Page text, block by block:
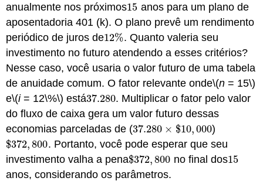
anualmente nos próximos15
15 anos para um plano de
aposentadoria 401 (k). O plano prevê um rendimento
periódico de juros de12%
12%. Quanto valeria seu
investimento no futuro atendendo a esses critérios?
Nesse caso, você usaria o valor futuro de uma tabela
de anuidade comum. O fator relevante onde\(n = 15\)
e\(i= 12\%\) está37.280
37.280. Multiplicar o fator pelo valor
do fluxo de caixa gera um valor futuro dessas
economias parceladas de (37.280 × $10,000
37.280 × $10,000)
$372, 800
$372 ,800. Portanto, você pode esperar que seu
investimento valha a pena$372, 800
$372 ,800 no final dos15
15
anos, considerando os parâmetros.